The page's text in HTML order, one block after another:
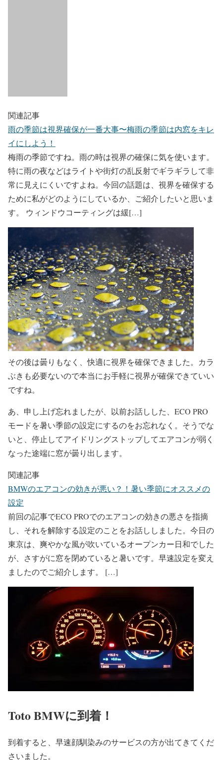
関連記事
雨の季節は視界確保が一番大事〜梅雨の季節は内窓をキレ
イにしよう！
梅雨の季節ですね。雨の時は視界の確保に気を使います。
特に雨の夜などはライトや街灯の乱反射でギラギラして非
常に見えにくいですよね。今回の話題は、視界を確保する
ために私がどのようにしているか、ご紹介したいと思いま
す。 ウィンドウコーティングは緩[…]
その後は曇りもなく、快適に視界を確保できました。カラ
ぶきも必要ないので本当にお手軽に視界が確保できていい
ですね。
あ、申し上げ忘れましたが、以前お話しした、ECO PRO
モードを暑い季節の設定にするのをお忘れなく。そうでな
いと、停止してアイドリングストップしてエアコンが弱く
なった途端に窓が曇り出します。
関連記事
BMWのエアコンの効きが悪い？！暑い季節にオススメの
設定
前回の記事でECO PROでのエアコンの効きの悪さを指摘
し、それを解除する設定のことをお話ししました。今日の
東京は、爽やかな風が吹いているオープンカー日和でした
が、さすがに窓を閉めていると暑いです。早速設定を変え
ましたのでご紹介します。 […]
Toto BMWに到着！
到着すると、早速顔馴染みのサービスの方が出てきてくだ
さいました。